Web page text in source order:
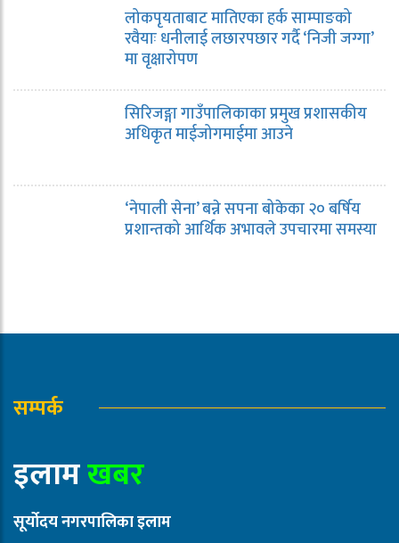
लोकपृयताबाट मातिएका हर्क साम्पाङको
रवैयाः धनीलाई लछारपछार गर्दै ‘निजी जग्गा’
मा वृक्षारोपण
सिरिजङ्गा गाउँपालिकाका प्रमुख प्रशासकीय
अधिकृत माईजोगमाईमा आउने
‘नेपाली सेना’ बन्ने सपना बोकेका २० बर्षिय
प्रशान्तको आर्थिक अभावले उपचारमा समस्या
सम्पर्क
इलामखबर
सूर्योदय नगरपालिका इलाम